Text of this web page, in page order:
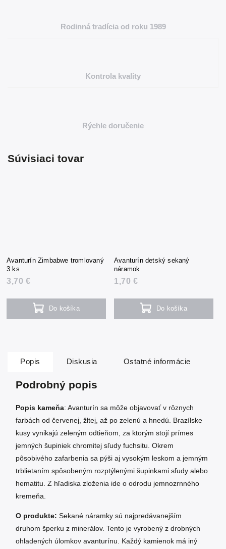
Rodinná tradícia od roku 1989
Kontrola kvality
Rýchle doručenie
Súvisiaci tovar
Avanturín Zimbabwe tromlovaný
3 ks
3,70 €
Do košíka
Avanturín detský sekaný
náramok
1,70 €
Do košíka
Popis Diskusia Ostatné informácie
Podrobný popis
Popis kameňa: Avanturín sa môže objavovať v rôznych
farbách od červenej, žltej, až po zelenú a hnedú. Brazílske
kusy vynikajú zeleným odtieňom, za ktorým stojí prímes
jemných šupiniek chromitej sľudy fuchsitu. Okrem
pôsobivého zafarbenia sa pýši aj vysokým leskom a jemným
trblietaním spôsobeným rozptýlenými šupinkami sľudy alebo
hematitu. Z hľadiska zloženia ide o odrodu jemnozrnného
kremeňa.
O produkte: Sekané náramky sú najpredávanejším
druhom šperku z minerálov. Tento je vyrobený z drobných
ohladených úlomkov avanturínu. Každý kamienok má iný